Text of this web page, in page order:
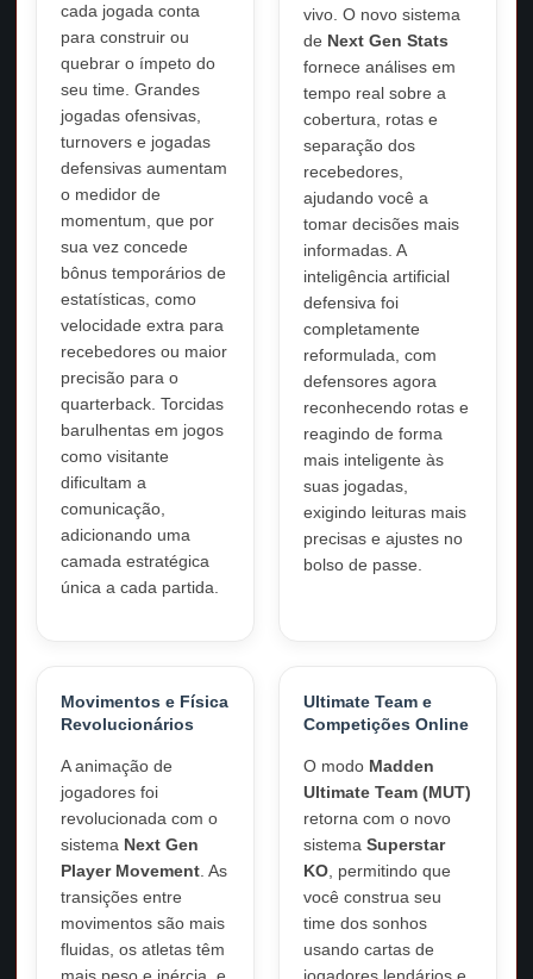
cada jogada conta
para construir ou
quebrar o ímpeto do
seu time. Grandes
jogadas ofensivas,
turnovers e jogadas
defensivas aumentam
o medidor de
momentum, que por
sua vez concede
bônus temporários de
estatísticas, como
velocidade extra para
recebedores ou maior
precisão para o
quarterback. Torcidas
barulhentas em jogos
como visitante
dificultam a
comunicação,
adicionando uma
camada estratégica
única a cada partida.
vivo. O novo sistema
de Next Gen Stats
fornece análises em
tempo real sobre a
cobertura, rotas e
separação dos
recebedores,
ajudando você a
tomar decisões mais
informadas. A
inteligência artificial
defensiva foi
completamente
reformulada, com
defensores agora
reconhecendo rotas e
reagindo de forma
mais inteligente às
suas jogadas,
exigindo leituras mais
precisas e ajustes no
bolso de passe.
Movimentos e Física
Revolucionários
A animação de
jogadores foi
revolucionada com o
sistema Next Gen
Player Movement . As
transições entre
movimentos são mais
fluidas, os atletas têm
Ultimate Team e
Competições Online
O modo Madden
Ultimate Team (MUT)
retorna com o novo
sistema Superstar
KO, permitindo que
você construa seu
time dos sonhos
usando cartas de